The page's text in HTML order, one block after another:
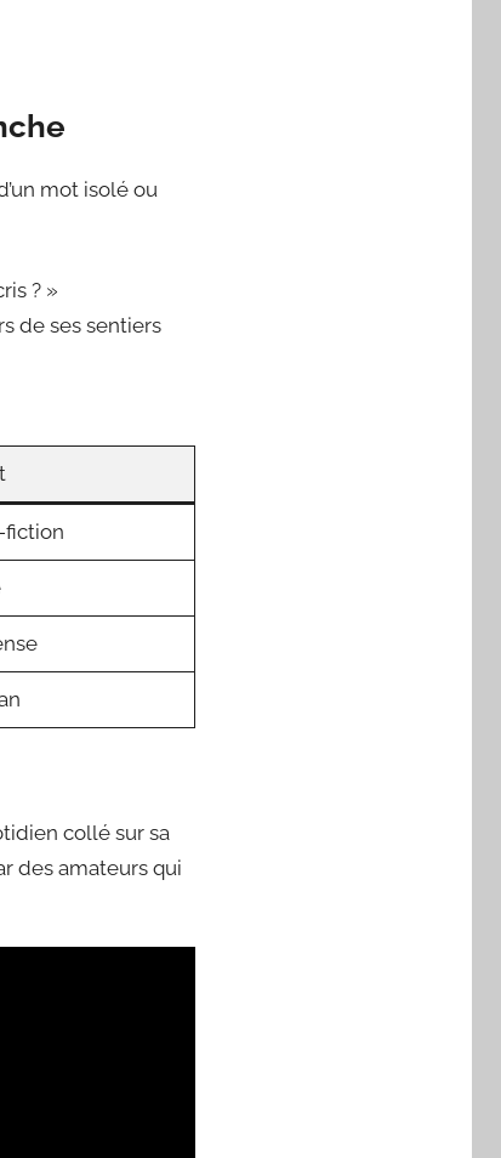
mot isolé ou
? »
de ses sentiers
fiction
collé sur sa
des amateurs qui